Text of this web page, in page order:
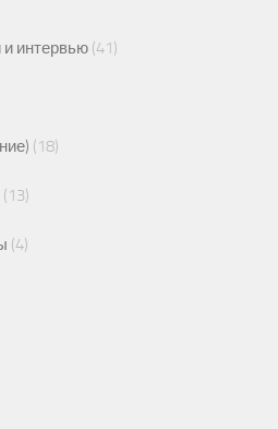
интервью (41)
(18)
(13)
(4)